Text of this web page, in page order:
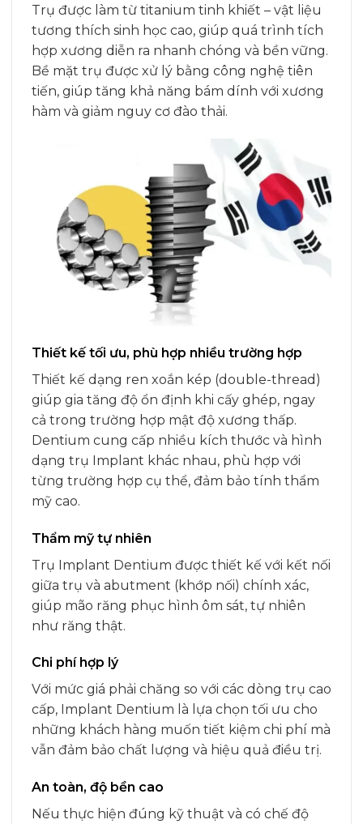
Trụ được làm từ titanium tinh khiết – vật liệu
tương thích sinh học cao, giúp quá trình tích
hợp xương diễn ra nhanh chóng và bền vững.
Bề mặt trụ được xử lý bằng công nghệ tiên
tiến, giúp tăng khả năng bám dính với xương
hàm và giảm nguy cơ đào thải.
Thiết kế tối ưu, phù hợp nhiều trường hợp
Thiết kế dạng ren xoắn kép (double-thread)
giúp gia tăng độ ổn định khi cấy ghép, ngay
cả trong trường hợp mật độ xương thấp.
Dentium cung cấp nhiều kích thước và hình
dạng trụ Implant khác nhau, phù hợp với
từng trường hợp cụ thể, đảm bảo tính thẩm
mỹ cao.
Thẩm mỹ tự nhiên
Trụ Implant Dentium được thiết kế với kết nối
giữa trụ và abutment (khớp nối) chính xác,
giúp mão răng phục hình ôm sát, tự nhiên
như răng thật.
Chi phí hợp lý
Với mức giá phải chăng so với các dòng trụ cao
cấp, Implant Dentium là lựa chọn tối ưu cho
những khách hàng muốn tiết kiệm chi phí mà
vẫn đảm bảo chất lượng và hiệu quả điều trị.
An toàn, độ bền cao
Nếu thực hiện đúng kỹ thuật và có chế độ